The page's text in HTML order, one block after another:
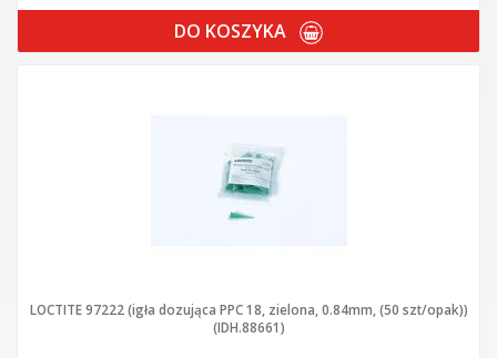
DO KOSZYKA
LOCTITE 97222 (igła dozująca PPC 18, zielona, 0.84mm, (50 szt/opak))
(IDH.88661)